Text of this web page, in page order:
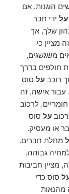
הוגנות. אם
על ידי חבר
שלך, אך
מציין כי
משגשגים,
חולפים בדרך
רוכבעל סוס
עבור אישה, זה
לרכוב
על סוס
או מעסיק.
מחלת חברים.
גבוהה,
מציין חביבות
סוס כדי
מהנאות